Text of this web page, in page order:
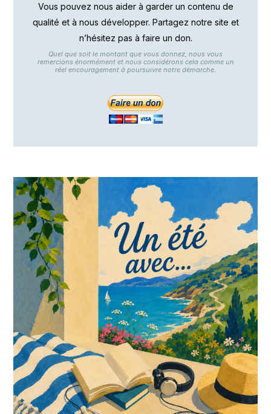
Vous pouvez nous aider à garder un contenu de
qualité et à nous développer. Partagez notre site et
n’hésitez pas à faire un don.
Quel que soit le montant que vous donnez, nous vous
remercions énormément et nous considérons cela comme un
réel encouragement à poursuivre notre démarche.